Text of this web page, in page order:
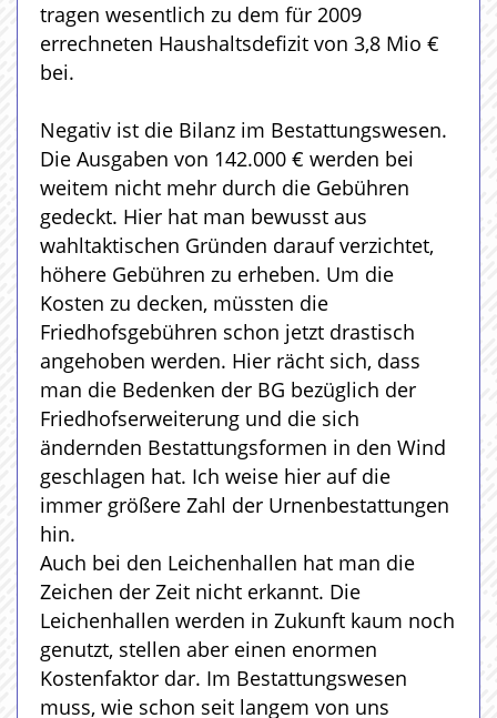
tragen wesentlich zu dem für 2009
errechneten Haushaltsdefizit von 3,8 Mio €
bei.
Negativ ist die Bilanz im Bestattungswesen.
Die Ausgaben von 142.000 € werden bei
weitem nicht mehr durch die Gebühren
gedeckt. Hier hat man bewusst aus
wahltaktischen Gründen darauf verzichtet,
höhere Gebühren zu erheben. Um die
Kosten zu decken, müssten die
Friedhofsgebühren schon jetzt drastisch
angehoben werden. Hier rächt sich, dass
man die Bedenken der BG bezüglich der
Friedhofserweiterung und die sich
ändernden Bestattungsformen in den Wind
geschlagen hat. Ich weise hier auf die
immer größere Zahl der Urnenbestattungen
hin.
Auch bei den Leichenhallen hat man die
Zeichen der Zeit nicht erkannt. Die
Leichenhallen werden in Zukunft kaum noch
genutzt, stellen aber einen enormen
Kostenfaktor dar. Im Bestattungswesen
muss, wie schon seit langem von uns